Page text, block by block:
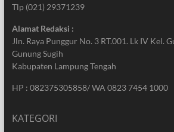
Tlp (021) 29371239
Alamat Redaksi :
Jln. Raya Punggur No. 3 RT.001. Lk IV Kel.
Gunung Sugih
Kabupaten Lampung Tengah
HP : 082375305858/ WA 0823 7454 1000
KATEGORI